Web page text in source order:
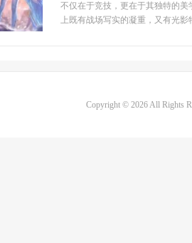
不仅在于竞技，更在于其独特的
上既有战场写实的凝重，又有光影
Copyright © 2026 All Rights